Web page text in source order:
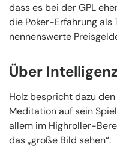
dass es bei der GPL
die Poker-Erfahrung als
nennenswerte
Über
Holz bespricht dazu
Meditation auf sein
allem im Highroller-
das „große Bild sehen“.